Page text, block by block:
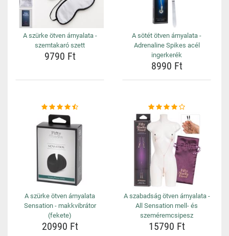
A szürke ötven árnyalata -
szemtakaró szett
9790 Ft
A sötét ötven árnyalata -
Adrenaline Spikes acél
ingerkerék
8990 Ft
A szürke ötven árnyalata
Sensation - makkvibrátor
(fekete)
20990 Ft
A szabadság ötven árnyalata -
All Sensation mell- és
szeméremcsipesz
15790 Ft